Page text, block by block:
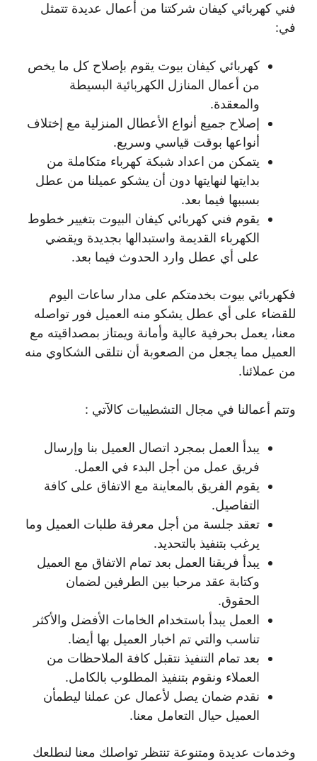
فني كهربائي كيفان شركتنا من أعمال عديدة تتمثل
في:
كهربائي كيفان بيوت يقوم بإصلاح كل ما يخص
من أعمال المنازل الكهربائية البسيطة
والمعقدة.
إصلاح جميع أنواع الأعطال المنزلية مع إختلاف
أنواعها بوقت قياسي وسريع.
يتمكن من اعداد شبكة كهرباء متكاملة من
بدايتها لنهايتها دون أن يشكو عميلنا من عطل
بسببها فيما بعد.
يقوم فني كهربائي كيفان البيوت بتغيير خطوط
الكهرباء القديمة واستبدالها بجديدة ويقضي
على أي عطل وارد الحدوث فيما بعد.
فكهربائي بيوت بخدمتكم على مدار ساعات اليوم
للقضاء على أي عطل يشكو منه العميل فور تواصله
معنا، يعمل بحرفية عالية وأمانة ويمتاز بمصداقيته مع
العميل مما يجعل من الصعوبة أن نتلقى الشكاوي منه
من عملائنا.
وتتم أعمالنا في مجال التشطيبات كالآتي :
يبدأ العمل بمجرد اتصال العميل بنا وإرسال
فريق عمل من أجل البدء في العمل.
يقوم الفريق بالمعاينة مع الاتفاق على كافة
التفاصيل.
تعقد جلسة من أجل معرفة طلبات العميل وما
يرغب بتنفيذ بالتحديد.
يبدأ فريقنا العمل بعد تمام الاتفاق مع العميل
وكتابة عقد مرحبا بين الطرفين لضمان
الحقوق.
العمل يبدأ باستخدام الخامات الأفضل والأكثر
تناسب والتي تم اخبار العميل بها أيضا.
بعد تمام التنفيذ نتقبل كافة الملاحظات من
العملاء ونقوم بتنفيذ المطلوب بالكامل.
نقدم ضمان يصل لأعمال عن عملنا ليطمأن
العميل حيال التعامل معنا.
وخدمات عديدة ومتنوعة تنتظر تواصلك معنا لنطلعك